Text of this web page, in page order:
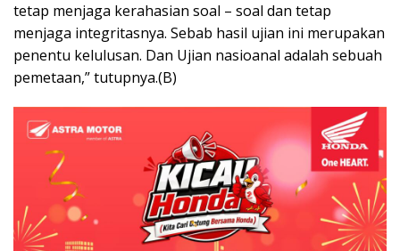
tetap menjaga kerahasian soal – soal dan tetap
menjaga integritasnya. Sebab hasil ujian ini merupakan
penentu kelulusan. Dan Ujian nasioanal adalah sebuah
pemetaan,” tutupnya.(B)